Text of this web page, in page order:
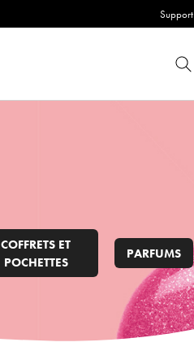
Support
COFFRETS ET
POCHETTES
PARFUMS